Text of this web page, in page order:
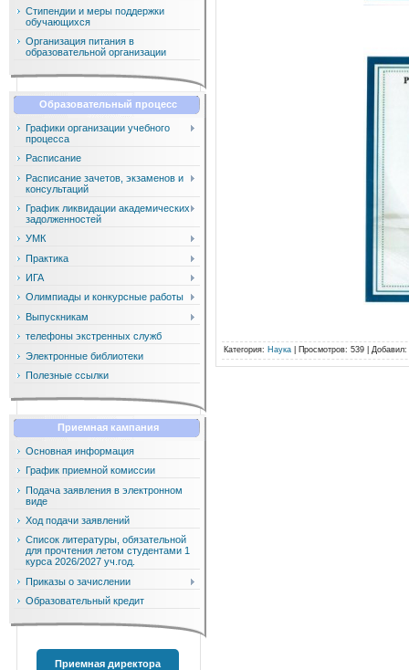
Стипендии и меры поддержки
обучающихся
Организация питания в
образовательной организации
Образовательный процесс
Графики организации учебного
процесса
Расписание
Расписание зачетов, экзаменов и
консультаций
График ликвидации академических
задолженностей
УМК
Практика
ИГА
Олимпиады и конкурсные работы
Выпускникам
телефоны экстренных служб
Электронные библиотеки
Полезные ссылки
Приемная кампания
Основная информация
График приемной комиссии
Подача заявления в электронном
виде
Ход подачи заявлений
Список литературы, обязательной
для прочтения летом студентами 1
курса 2026/2027 уч.год.
Приказы о зачислении
Образовательный кредит
Приемная директора
Категория: Наука Просмотров: 539 | Добавил: